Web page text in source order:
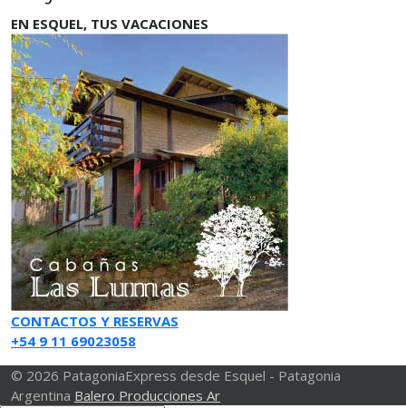
EN ESQUEL, TUS VACACIONES
CONTACTOS Y RESERVAS
+54 9 11 69023058
© 2026 PatagoniaExpress desde Esquel - Patagonia
Argentina Balero Producciones Ar